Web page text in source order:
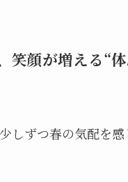
笑顔が増える“
しずつ春の気配を感